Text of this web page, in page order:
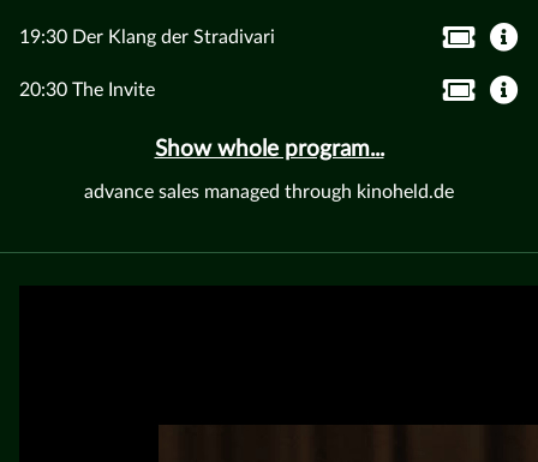
19:30 Der Klang der Stradivari
20:30 The Invite
Show whole program...
advance sales managed through kinoheld.de